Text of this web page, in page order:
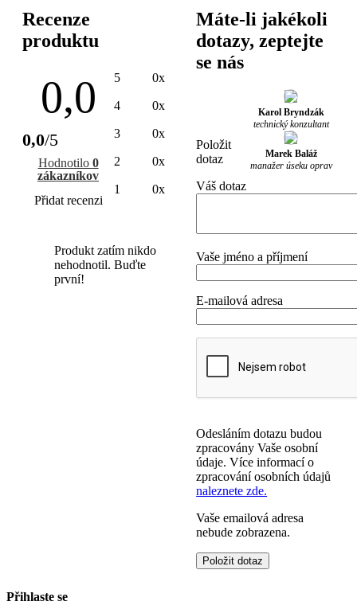
Recenze
produktu
0,0
0,0/5
Hodnotilo 0
zákazníkov
Přidat recenzi
5 0x
4 0x
3 0x
2 0x
1 0x
Produkt zatím nikdo
nehodnotil. Buďte
první!
Máte-li jakékoli
dotazy, zeptejte
se nás
Karol Bryndzák
technický konzultant
Marek Baláž
manažer úseku oprav
Položit
dotaz
Váš dotaz
Vaše jméno a příjmení
E-mailová adresa
Odesláním dotazu budou
zpracovány Vaše osobní
údaje. Více informací o
zpracování osobních údajů
naleznete zde.
Vaše emailová adresa
nebude zobrazena.
Přihlaste se